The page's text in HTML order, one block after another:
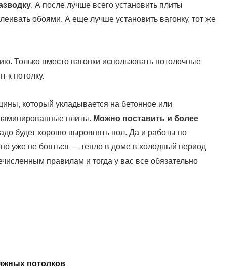
. А после лучше всего установить плиты
обоями. А еще лучше установить вагонку, тот же
Только вместо вагонки использовать потолочные
к потолку.
который укладывается на бетонное или
плиты. Можно поставить и более
будет хорошо выровнять пол. Да и работы по
уже не бояться — тепло в доме в холодный период
правилам и тогда у вас все обязательно
потолков